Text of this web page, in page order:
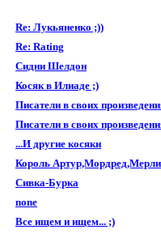
Re: Лукьяненко ;))
Re: Rating
Сидни Шелдон
Косяк в Илиаде ;)
Писатели в своих
Писатели в своих
...И другие косяки
Король
Сивка-Буpка
none
Все ищем и ищем... ;)